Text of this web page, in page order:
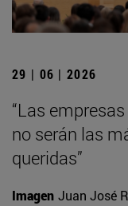
29 | 06 | 2026
“Las
no serán las
queridas”
Imagen Juan José